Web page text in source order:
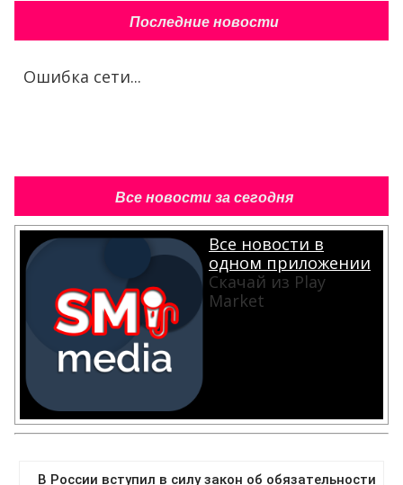
Последние новости
Ошибка сети...
Все новости за сегодня
Все новости в
одном приложении
Скачай из Play
Market